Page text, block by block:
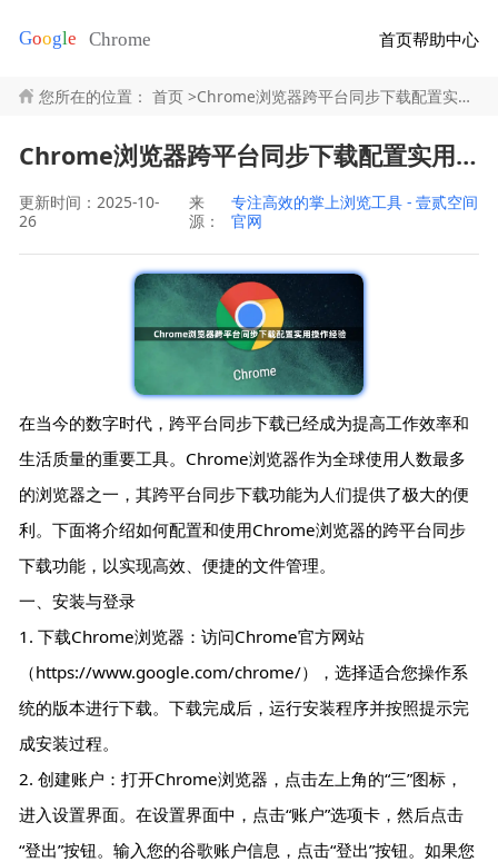
首页帮助中心
您所在的位置： 首页 >Chrome浏览器跨平台同步下载配置实用操作经验
Chrome浏览器跨平台同步下载配置实用操作经验
更新时间：2025-10-
26
来
源：
专注高效的掌上浏览工具 - 壹贰空间
官网
在当今的数字时代，跨平台同步下载已经成为提高工作效率和
生活质量的重要工具。Chrome浏览器作为全球使用人数最多
的浏览器之一，其跨平台同步下载功能为人们提供了极大的便
利。下面将介绍如何配置和使用Chrome浏览器的跨平台同步
下载功能，以实现高效、便捷的文件管理。
一、安装与登录
1. 下载Chrome浏览器：访问Chrome官方网站
（https://www.google.com/chrome/），选择适合您操作系
统的版本进行下载。下载完成后，运行安装程序并按照提示完
成安装过程。
2. 创建账户：打开Chrome浏览器，点击左上角的“三”图标，
进入设置界面。在设置界面中，点击“账户”选项卡，然后点击
“登出”按钮。输入您的谷歌账户信息，点击“登出”按钮。如果您